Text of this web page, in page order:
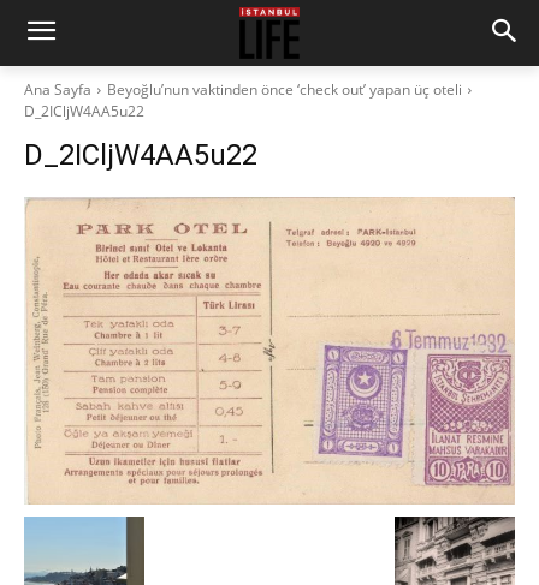
Ana Sayfa
Beyoğlu’nun vaktinden önce ‘check out’ yapan üç oteli
D_2ICljW4AA5u22
D_2ICljW4AA5u22